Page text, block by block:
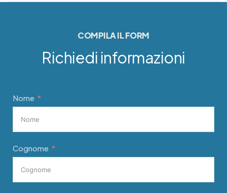
Richiedi informazioni
COMPILA IL FORM
Nome
Cognome